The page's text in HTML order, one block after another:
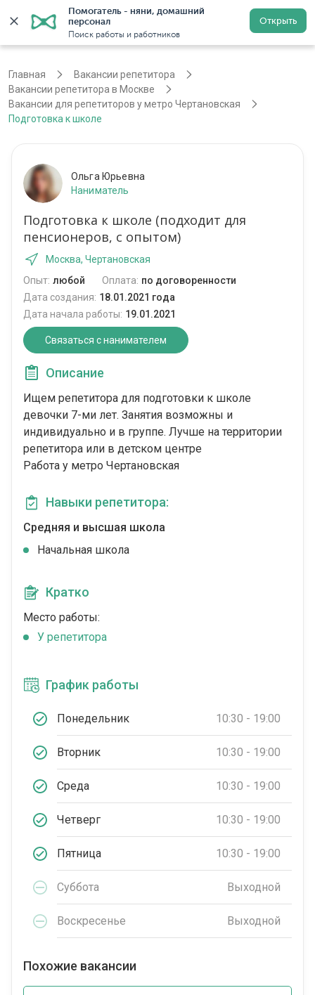
Помогатель - няни, домашний
персонал
Поиск работы и работников
Открыть
Регистрация
Главная
Вакансии репетитора
Вакансии репетитора в Москве
Вакансии для репетиторов у метро Чертановская
Подготовка к школе
Ольга Юрьевна
Наниматель
Подготовка к школе (подходит для
пенсионеров, с опытом)
Москва, Чертановская
Опыт: любой Оплата: по договоренности
Дата создания: 18.01.2021 года
Дата начала работы: 19.01.2021
Связаться с нанимателем
Описание
Ищем репетитора для подготовки к школе
девочки 7-ми лет. Занятия возможны и
индивидуально и в группе. Лучше на территории
репетитора или в детском центре
Работа у метро Чертановская
Навыки репетитора:
Средняя и высшая школа
Начальная школа
Кратко
Место работы:
У репетитора
График работы
Понедельник 10:30 - 19:00
Вторник 10:30 - 19:00
Среда 10:30 - 19:00
Четверг 10:30 - 19:00
Пятница 10:30 - 19:00
Суббота Выходной
Воскресенье Выходной
Похожие вакансии